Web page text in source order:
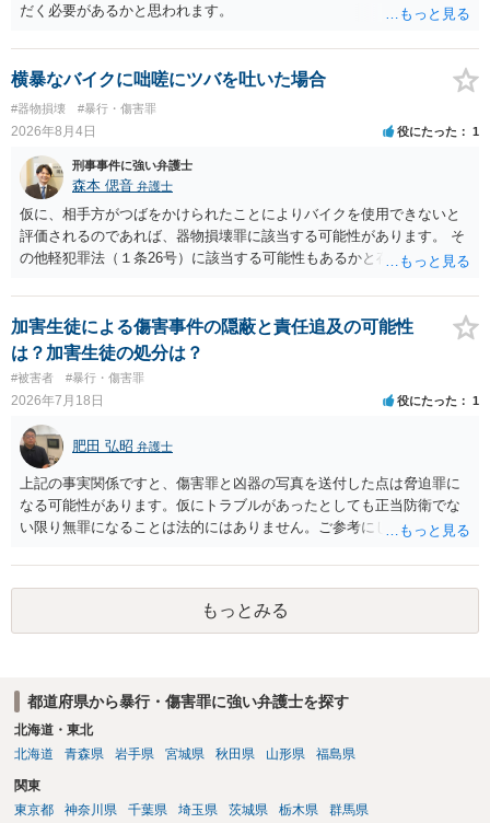
だく必要があるかと思われます。
横暴なバイクに咄嗟にツバを吐いた場合
#器物損壊 #暴行・傷害罪
2026年8月4日 役にたった 1
刑事事件に強い弁護士
森本 偲音 弁護士
仮に、相手方がつばをかけられたことによりバイクを使用できないと
評価されるのであれば、器物損壊罪に該当する可能性があります。 そ
の他軽犯罪法（１条26号）に該当する可能性もあるかと存じます。 確
ご相談者様の対応によってはご相談者の方にも責任が生じてしまう 可
能性がございますので、冷静にご対応いただくようご留意いただけれ
ばと存じます。 以上、ご参考までに。
加害生徒による傷害事件の隠蔽と責任追及の可能性
は？加害生徒の処分は？
#被害者 #暴行・傷害罪
2026年7月18日 役にたった 1
肥田 弘昭 弁護士
上記の事実関係ですと、傷害罪と凶器の写真を送付した点は脅迫罪に
なる可能性があります。仮にトラブルがあったとしても正当防衛でな
い限り無罪になることは法的にはありません。ご参考にしてくださ
もっとみる
都道府県から暴行・傷害罪に強い弁護士を探す
北海道・東北
北海道
青森県 岩手県 宮城県 秋田県 山形県 福島県
関東
東京都
神奈川県 千葉県 埼玉県 茨城県 栃木県 群馬県